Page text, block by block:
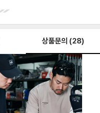
상품문의 (28)